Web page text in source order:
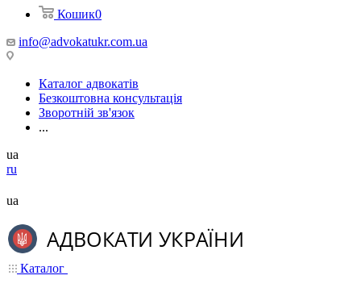
Кошик0
info@advokatukr.com.ua
Каталог адвокатів
Безкоштовна консультація
Зворотній зв'язок
...
ua
ru
ua
Каталог